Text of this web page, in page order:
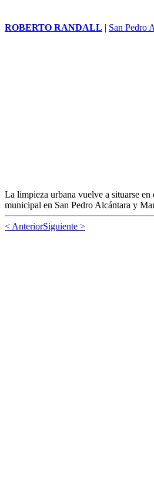
ROBERTO RANDALL | San Pedro
La limpieza urbana vuelve a situarse en
municipal en San Pedro Alcántara y
< AnteriorSiguiente >